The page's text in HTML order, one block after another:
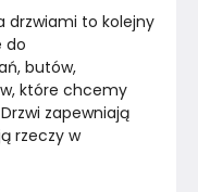
Płyta laminowana
Salon
drzwiami to kolejny
do
butów,
które chcemy
zapewniają
rzeczy w